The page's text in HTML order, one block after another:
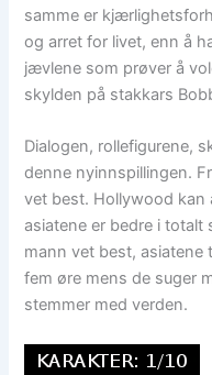
samme er
og arret for livet, enn å
jævlene som prøver å
skylden på stakkars
Dialogen, rollefigurene,
denne nyinnspillingen.
vet best. Hollywood kan
asiatene er bedre i totalt
mann vet best, asiatene
fem øre mens de suger
stemmer med verden.